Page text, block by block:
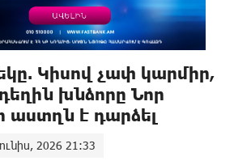
Կիսով չափ կարմիր,
խնձորը Նոր
աստղն է դարձել
2026 21:33